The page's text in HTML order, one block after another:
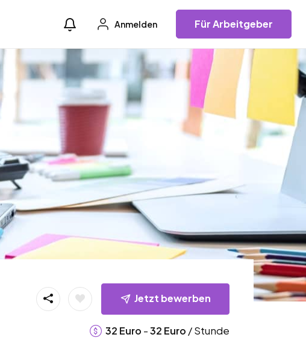
Anmelden Für Arbeitgeber
Jetzt bewerben
32 Euro -32 Euro / Stunde